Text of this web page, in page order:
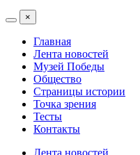
×
Главная
Лента новостей
Музей Победы
Общество
Страницы истории
Точка зрения
Тесты
Контакты
Лента новостей